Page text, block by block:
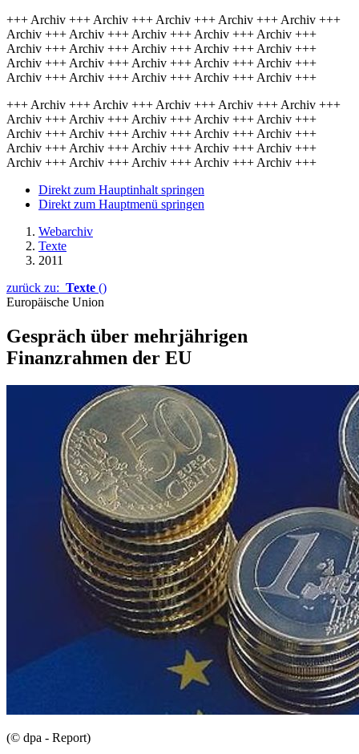
+++ Archiv +++ Archiv +++ Archiv +++ Archiv +++ Archiv +++
Archiv +++ Archiv +++ Archiv +++ Archiv +++ Archiv +++
Archiv +++ Archiv +++ Archiv +++ Archiv +++ Archiv +++
Archiv +++ Archiv +++ Archiv +++ Archiv +++ Archiv +++
Archiv +++ Archiv +++ Archiv +++ Archiv +++ Archiv +++
+++ Archiv +++ Archiv +++ Archiv +++ Archiv +++ Archiv +++
Archiv +++ Archiv +++ Archiv +++ Archiv +++ Archiv +++
Archiv +++ Archiv +++ Archiv +++ Archiv +++ Archiv +++
Archiv +++ Archiv +++ Archiv +++ Archiv +++ Archiv +++
Archiv +++ Archiv +++ Archiv +++ Archiv +++ Archiv +++
Direkt zum Hauptinhalt springen
Direkt zum Hauptmenü springen
Webarchiv
Texte
2011
zurück zu: Texte ()
Europäische Union
Gespräch über mehrjährigen
Finanzrahmen der EU
(© dpa - Report)